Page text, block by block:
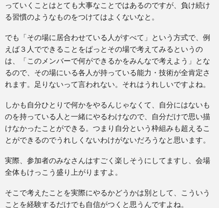
っていくことはとても大事なことではあるのですが、負け続け
る習慣のようなものをつけてはよくないなと。
でも「その場に居合わせている人がすべて」という方式で、例
えば３人でできることをぱっとその場で考えてみるというの
は、「このメンバーで何ができるかをみんなで考えよう」とな
るので、その場にいる各人が持っている能力・技術が全肯定さ
れます。足りないって言われない。それはうれしいですよね。
しかも自分ひとりで何かをやるんじゃなくて、自分にはないも
のを持っている人と一緒にやるわけなので、自分だけで思い描
けなかったことができる。つまり自分という枠組みも超えるこ
とができるのでうれしくないわけがないだろうなと思います。
実際、参加者のみなさんはすごく楽しそうにしてますし、会場
全体もけっこう盛り上がりますよ。
そこで考えたことを実際にやるかどうかは別として、こういう
ことを経験するだけでも自信がつくと思うんですよね。